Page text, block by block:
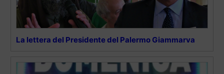
La lettera del Presidente del Palermo Giammarva